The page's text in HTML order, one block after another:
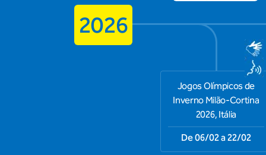
2026
Jogos Olímpicos de
Inverno Milão-Cortina
2026, Itália
De 06/02 a 22/02